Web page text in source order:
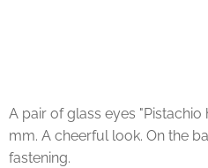
A pair of glass eyes "Pistachio
mm. A cheerful look. On the
fastening.